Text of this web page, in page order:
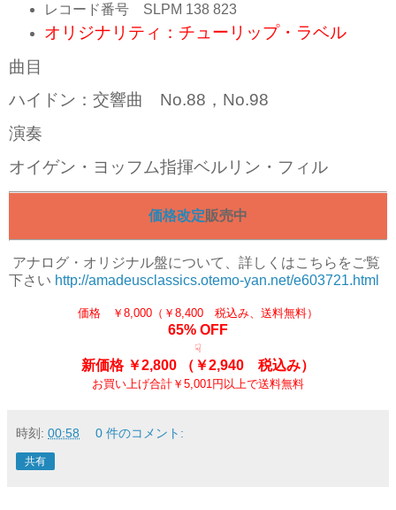
レコード番号 SLPM 138 823
オリジナリティ：チューリップ・ラベル
曲目
ハイドン：交響曲 No.88，No.98
演奏
オイゲン・ヨッフム指揮ベルリン・フィル
価格改定販売中
アナログ ・オリジナル盤について、詳しくはこちらをご覧
下さい http://amadeusclassics.otemo-yan.net/e603721.html
価格 ￥8,000（￥8,400 税込み、送料無料）
65% OFF
☟
新価格 ￥2,800 （￥2,940 税込み）
お買い上げ合計￥5,001円以上で送料無料
時刻: 00:58 0 件のコメント:
共有